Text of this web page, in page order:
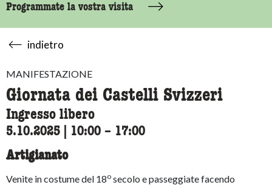
Programmate la vostra visita
indietro
MANIFESTAZIONE
Giornata dei Castelli Svizzeri
Ingresso libero
5.10.2025 10:00 accessibility.time_to
– 17:00
Artigianato
Venite in costume del 18o secolo e passeggiate facendo